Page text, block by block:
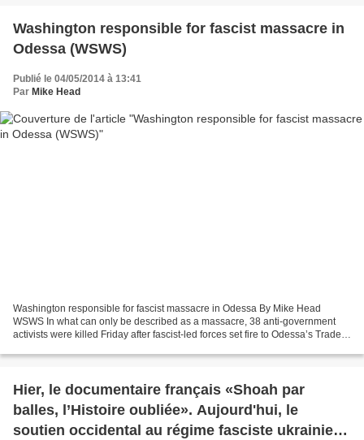
Washington responsible for fascist massacre in
Odessa (WSWS)
Publié le 04/05/2014 à 13:41
Par Mike Head
Washington responsible for fascist massacre in Odessa By Mike Head
WSWS In what can only be described as a massacre, 38 anti-government
activists were killed Friday after fascist-led forces set fire to Odessa’s Trade
Hier, le documentaire français «Shoah par
balles, l’Histoire oubliée». Aujourd'hui, le
soutien occidental au régime fasciste ukrainien